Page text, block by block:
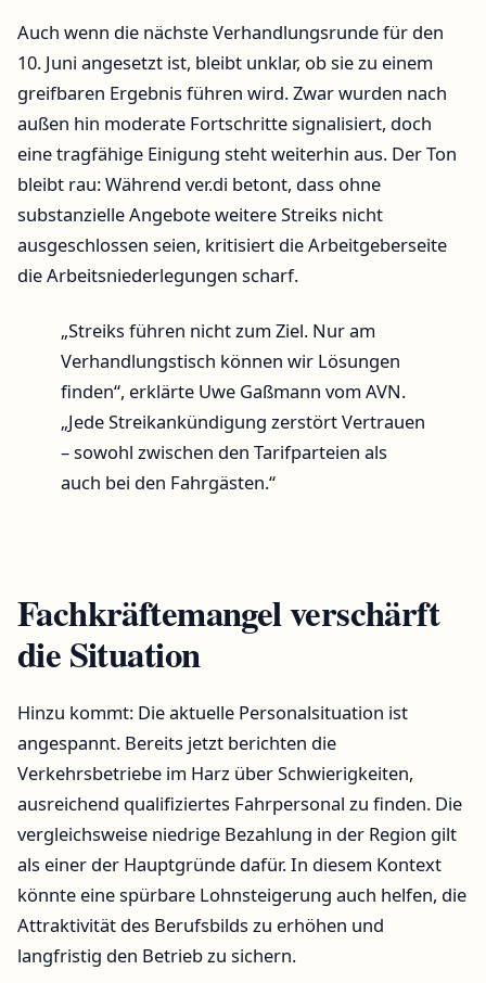
Auch wenn die nächste Verhandlungsrunde für den
10. Juni angesetzt ist, bleibt unklar, ob sie zu einem
greifbaren Ergebnis führen wird. Zwar wurden nach
außen hin moderate Fortschritte signalisiert, doch
eine tragfähige Einigung steht weiterhin aus. Der Ton
bleibt rau: Während ver.di betont, dass ohne
substanzielle Angebote weitere Streiks nicht
ausgeschlossen seien, kritisiert die Arbeitgeberseite
die Arbeitsniederlegungen scharf.
„Streiks führen nicht zum Ziel. Nur am
Verhandlungstisch können wir Lösungen
finden“, erklärte Uwe Gaßmann vom AVN.
„Jede Streikankündigung zerstört Vertrauen
– sowohl zwischen den Tarifparteien als
auch bei den Fahrgästen.“
Fachkräftemangel verschärft
die Situation
Hinzu kommt: Die aktuelle Personalsituation ist
angespannt. Bereits jetzt berichten die
Verkehrsbetriebe im Harz über Schwierigkeiten,
ausreichend qualifiziertes Fahrpersonal zu finden. Die
vergleichsweise niedrige Bezahlung in der Region gilt
als einer der Hauptgründe dafür. In diesem Kontext
könnte eine spürbare Lohnsteigerung auch helfen, die
Attraktivität des Berufsbilds zu erhöhen und
langfristig den Betrieb zu sichern.